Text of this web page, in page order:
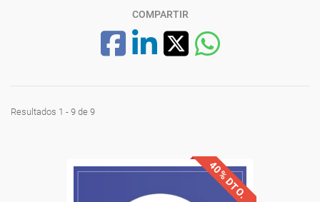
COMPARTIR
Resultados 1 - 9 de 9
40% DTO.